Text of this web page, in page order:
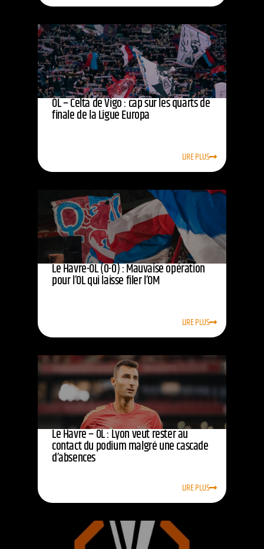
OL – Celta de Vigo : cap sur les quarts de
finale de la Ligue Europa
LIRE PLUS
Le Havre-OL (0-0) : Mauvaise opération
pour l’OL qui laisse filer l’OM
LIRE PLUS
Le Havre – OL : Lyon veut rester au
contact du podium malgré une cascade
d’absences
LIRE PLUS